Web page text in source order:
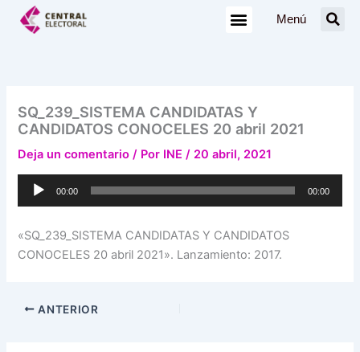
Menú
SQ_239_SISTEMA CANDIDATAS Y
CANDIDATOS CONOCELES 20 abril 2021
Deja un comentario / Por INE/ 20 abril, 2021
Reproductor
00:00 00:00
«SQ_239_SISTEMA CANDIDATAS Y CANDIDATOS
CONOCELES 20 abril 2021». Lanzamiento: 2017.
ANTERIOR